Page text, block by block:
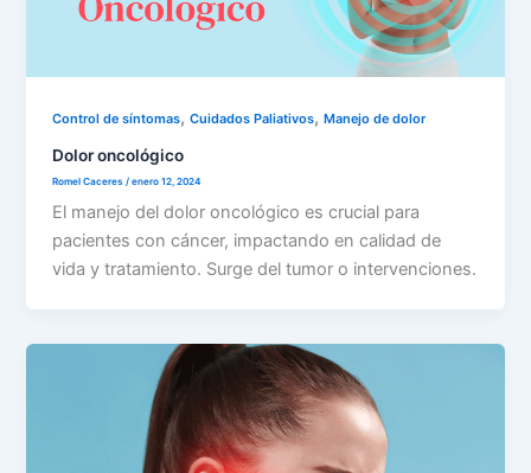
Control de síntomas,Cuidados Paliativos,Manejo de dolor
Dolor oncológico
Romel Caceres/enero 12, 2024
El manejo del dolor oncológico es crucial para
pacientes con cáncer, impactando en calidad de
vida y tratamiento. Surge del tumor o intervenciones.